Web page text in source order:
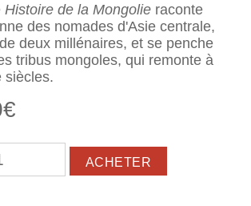
Histoire de la Mongolie raconte
des nomades d'Asie centrale,
deux millénaires, et se penche
tribus mongoles, qui remonte à
siècles.